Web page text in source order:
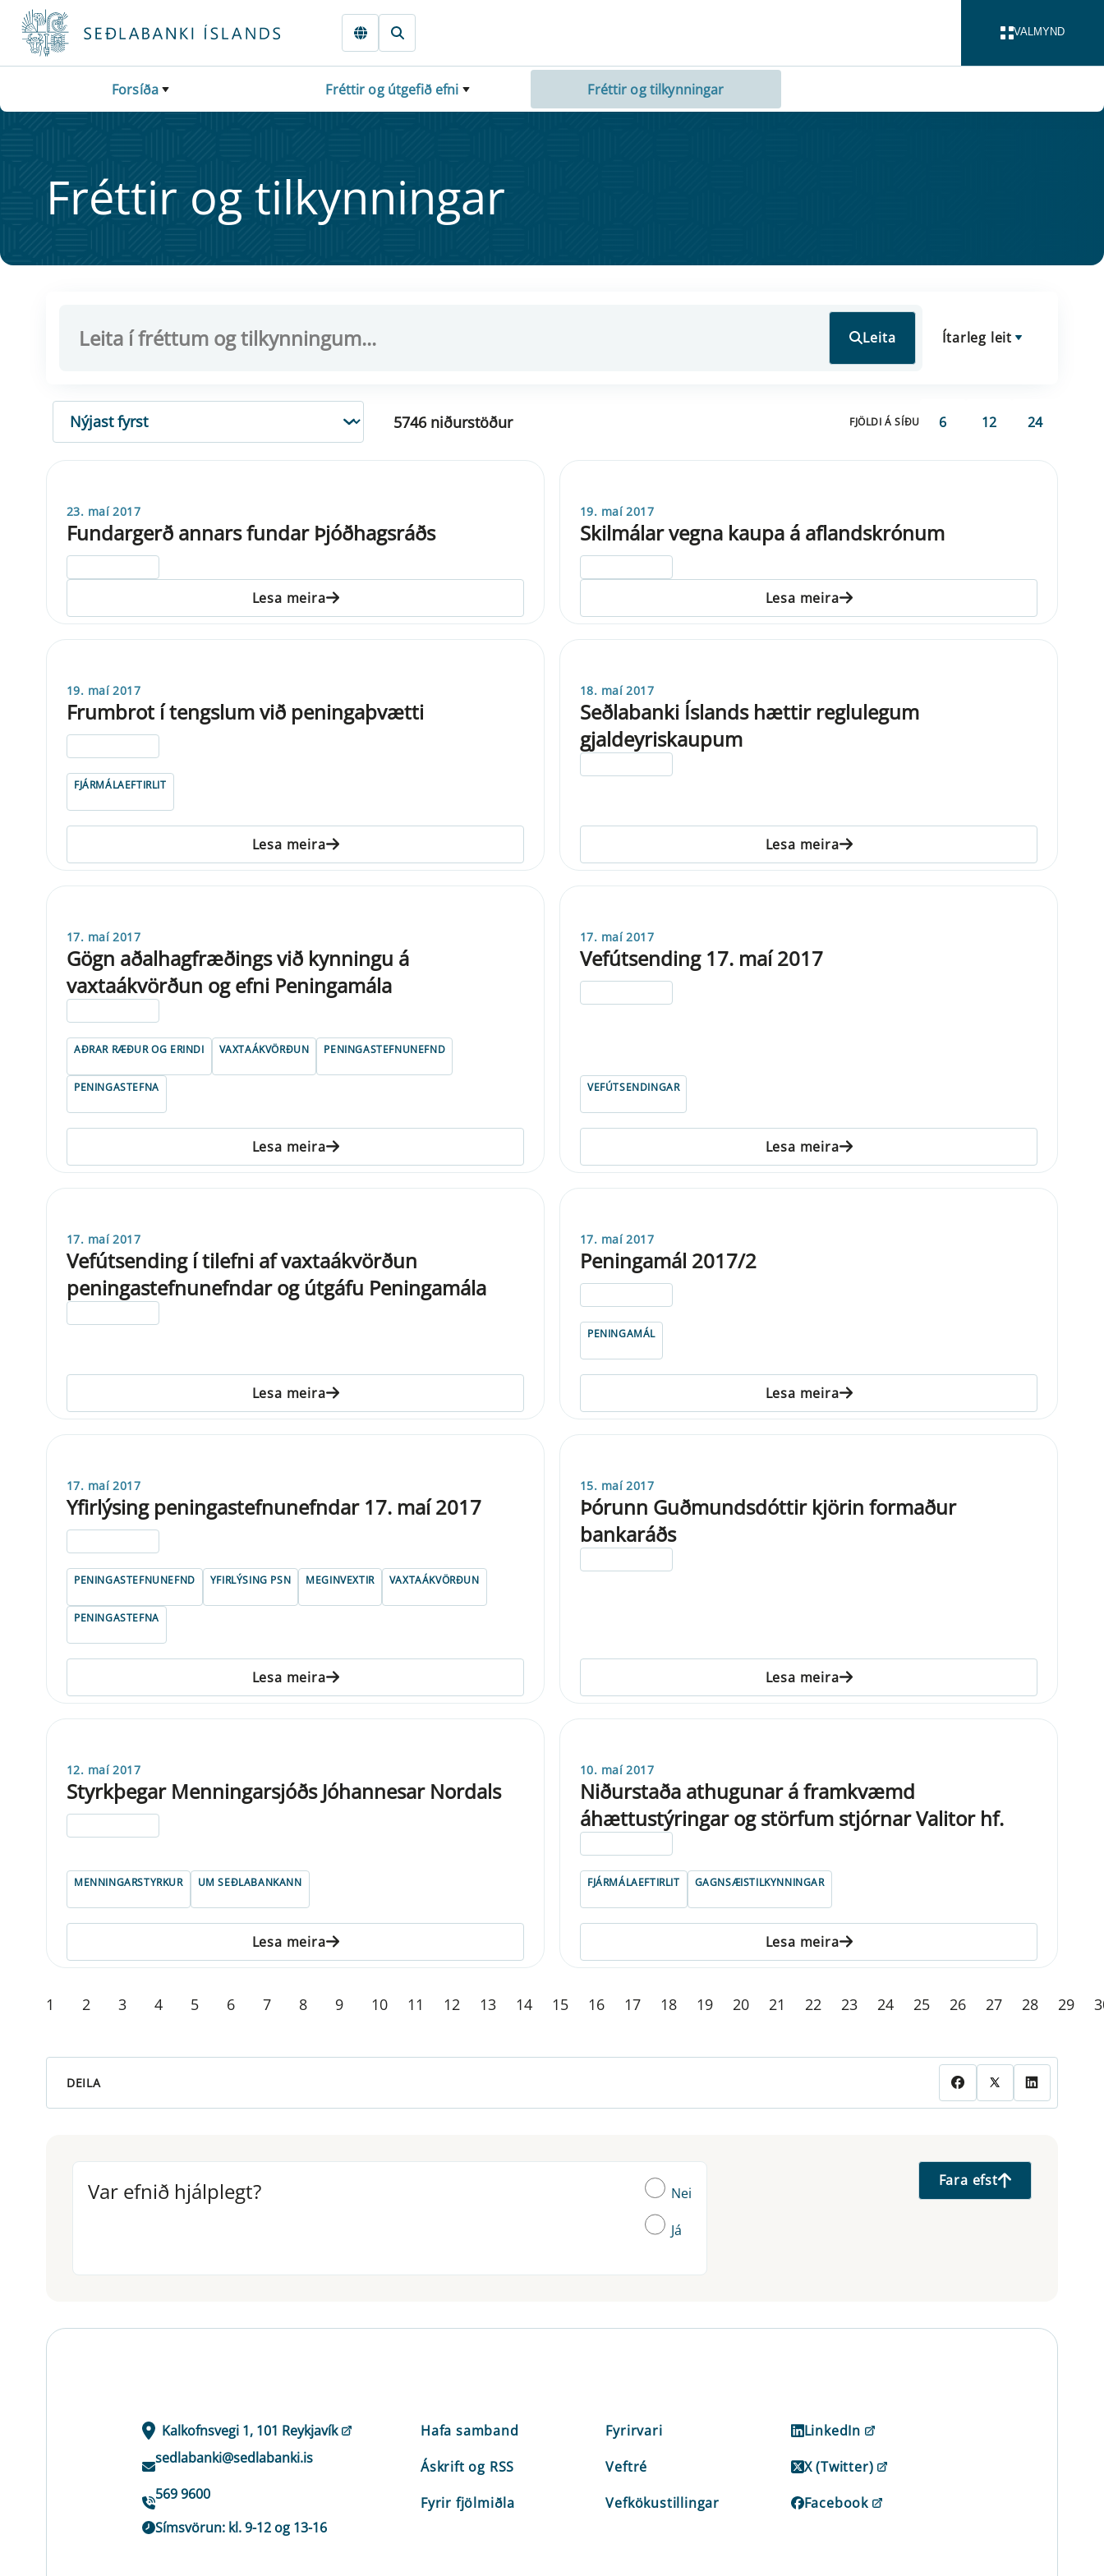
Fara beint í Meginmál
VALMYND
Forsíða Fréttir og útgefið efni Fréttir og tilkynningar
Frétt­ir og til­kynn­ing­ar
Leita Ítarleg leit
RÖÐUN
5746 niðurstöður FJÖLDI Á SÍÐU 6 12 24
23. maí 2017
Fundargerð annars fundar Þjóðhagsráðs
Lesa meira
19. maí 2017
Skilmálar vegna kaupa á aflandskrónum
Lesa meira
19. maí 2017
Frumbrot í tengslum við peningaþvætti
FJÁRMÁLAEFTIRLIT
Lesa meira
18. maí 2017
Seðlabanki Íslands hættir reglulegum
gjaldeyriskaupum
Lesa meira
17. maí 2017
Gögn aðalhagfræðings við kynningu á
vaxtaákvörðun og efni Peningamála
AÐRAR RÆÐUR OG ERINDI VAXTAÁKVÖRÐUN PENINGASTEFNUNEFND
PENINGASTEFNA
Lesa meira
17. maí 2017
Vefútsending 17. maí 2017
VEFÚTSENDINGAR
Lesa meira
17. maí 2017
Vefútsending í tilefni af vaxtaákvörðun
peningastefnunefndar og útgáfu Peningamála
Lesa meira
17. maí 2017
Peningamál 2017/2
PENINGAMÁL
Lesa meira
17. maí 2017
Yfirlýsing peningastefnunefndar 17. maí 2017
PENINGASTEFNUNEFND YFIRLÝSING PSN MEGINVEXTIR VAXTAÁKVÖRÐUN
PENINGASTEFNA
Lesa meira
15. maí 2017
Þórunn Guðmundsdóttir kjörin formaður
bankaráðs
Lesa meira
12. maí 2017
Styrkþegar Menningarsjóðs Jóhannesar Nordals
MENNINGARSTYRKUR UM SEÐLABANKANN
Lesa meira
10. maí 2017
Niðurstaða athugunar á framkvæmd
áhættustýringar og störfum stjórnar Valitor hf.
FJÁRMÁLAEFTIRLIT GAGNSÆISTILKYNNINGAR
Lesa meira
1 2 3 4 5 6 7 8 9 10 11 12 13 14 15 16 17 18 19 20 21 22 23 24 25 26 27 28 29
DEILA
Var efnið hjálplegt?
Var efnið hjálplegt? Nei
Já
Fara efst
Kalkofnsvegi 1, 101 Reykjavík
sedlabanki@sedlabanki.is
569 9600
Símsvörun: kl. 9-12 og 13-16
Hafa samband
Áskrift og RSS
Fyrir fjölmiðla
Fyrirvari
Veftré
Vefkökustillingar
LinkedIn
X (Twitter)
Facebook